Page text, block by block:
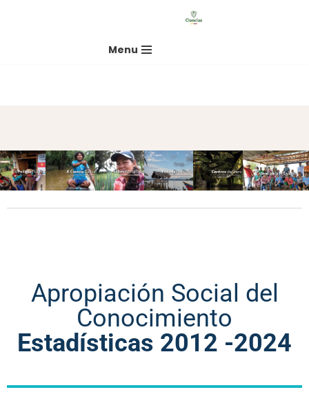
Menu
Apropiación Social del
Conocimiento
Estadísticas 2012 -2024